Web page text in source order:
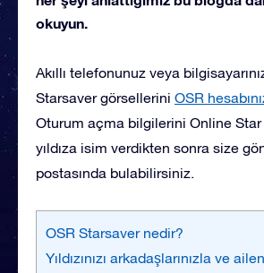
okuyun.
Akıllı telefonunuz veya
Starsaver görsellerini OSR
Oturum açma bilgilerini Online Star
yıldıza isim verdikten sonra size
postasında bulabilirsiniz.
OSR Starsaver nedir?
Yıldızınızı arkadaşlarınızla ve